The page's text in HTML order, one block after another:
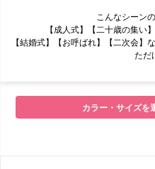
こんなシーン
【成人式】【二十歳の集い
【結婚式】【お呼ばれ】【二次会】
ただ
■サイズ表
カラー・サイズを